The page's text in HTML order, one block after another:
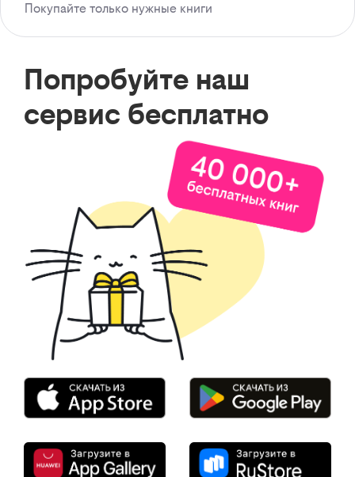
Покупайте только нужные книги
Попробуйте наш
сервис бесплатно